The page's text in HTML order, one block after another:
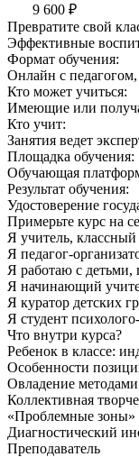
9 600 ₽
Превратите свой
Эффективные
Формат обучения:
Онлайн с
Кто может учиться:
Имеющие или
Кто учит:
Занятия ведет
Площадка обучения:
Обучающая
Результат обучения:
Удостоверение
Примерьте курс на
Я учитель, классный
Я педагог-
Я работаю с
Я начинающий
Я куратор детских
Я студент
Что внутри курса?
Ребенок в классе:
Особенности
Овладение
Коллективная
«Проблемные зоны»
Диагностический
Преподаватель